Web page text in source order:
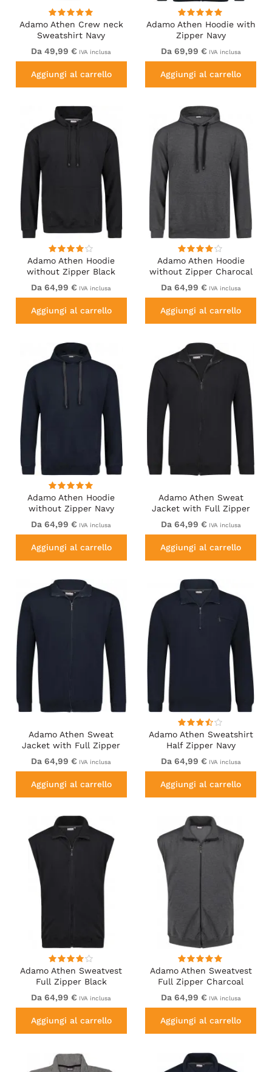
Adamo Athen Crew neck
Sweatshirt Navy
Da 49,99 € IVA inclusa
Aggiungi al carrello
Adamo Athen Hoodie with
Zipper Navy
Da 69,99 € IVA inclusa
Aggiungi al carrello
Adamo Athen Hoodie
without Zipper Black
Da 64,99 € IVA inclusa
Aggiungi al carrello
Adamo Athen Hoodie
without Zipper Charocal
Da 64,99 € IVA inclusa
Aggiungi al carrello
Adamo Athen Hoodie
without Zipper Navy
Da 64,99 € IVA inclusa
Aggiungi al carrello
Adamo Athen Sweat
Jacket with Full Zipper
Black
Da 64,99 € IVA inclusa
Aggiungi al carrello
Adamo Athen Sweat
Jacket with Full Zipper
Navy
Da 64,99 € IVA inclusa
Aggiungi al carrello
Adamo Athen Sweatshirt
Half Zipper Navy
Da 64,99 € IVA inclusa
Aggiungi al carrello
Adamo Athen Sweatvest
Full Zipper Black
Da 64,99 € IVA inclusa
Aggiungi al carrello
Adamo Athen Sweatvest
Full Zipper Charcoal
Da 64,99 € IVA inclusa
Aggiungi al carrello